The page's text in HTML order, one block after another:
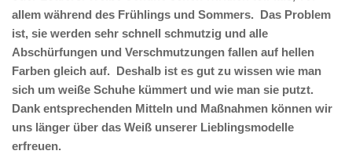
allem während des Frühlings und Sommers. Das Problem
ist, sie werden sehr schnell schmutzig und alle
Abschürfungen und Verschmutzungen fallen auf hellen
Farben gleich auf. Deshalb ist es gut zu wissen wie man
sich um weiße Schuhe kümmert und wie man sie putzt.
Dank entsprechenden Mitteln und Maßnahmen können wir
uns länger über das Weiß unserer Lieblingsmodelle
erfreuen.